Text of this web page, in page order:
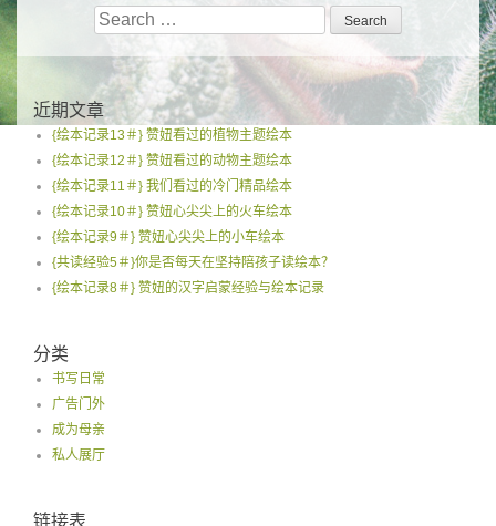
Search
近期文章
{绘本记录13＃} 赞妞看过的植物主题绘本
{绘本记录12＃} 赞妞看过的动物主题绘本
{绘本记录11＃} 我们看过的冷门精品绘本
{绘本记录10＃} 赞妞心尖尖上的火车绘本
{绘本记录9＃} 赞妞心尖尖上的小车绘本
{共读经验5＃}你是否每天在坚持陪孩子读绘本？
{绘本记录8＃} 赞妞的汉字启蒙经验与绘本记录
分类
书写日常
广告门外
成为母亲
私人展厅
链接表